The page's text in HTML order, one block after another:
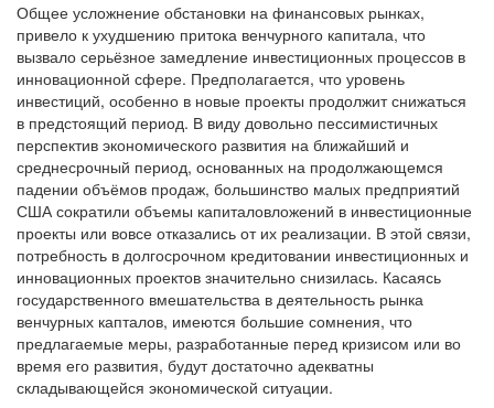
Общее усложнение обстановки на финансовых рынках,
привело к ухудшению притока венчурного капитала, что
вызвало серьёзное замедление инвестиционных процессов в
инновационной сфере. Предполагается, что уровень
инвестиций, особенно в новые проекты продолжит снижаться
в предстоящий период. В виду довольно пессимистичных
перспектив экономического развития на ближайший и
среднесрочный период, основанных на продолжающемся
падении объёмов продаж, большинство малых предприятий
США сократили объемы капиталовложений в инвестиционные
проекты или вовсе отказались от их реализации. В этой связи,
потребность в долгосрочном кредитовании инвестиционных и
инновационных проектов значительно снизилась. Касаясь
государственного вмешательства в деятельность рынка
венчурных капталов, имеются большие сомнения, что
предлагаемые меры, разработанные перед кризисом или во
время его развития, будут достаточно адекватны
складывающейся экономической ситуации.